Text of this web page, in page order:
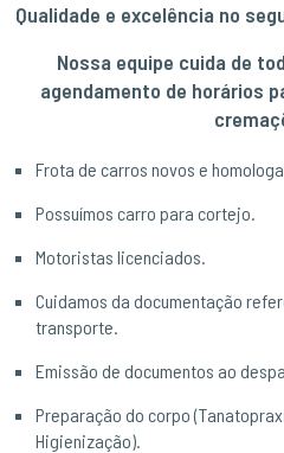
Qualidade e excelência no
Nossa equipe cuida de
agendamento de horários
Frota de carros novos e
Possuímos carro para cortejo.
Motoristas licenciados.
Cuidamos da documentação
transporte.
Emissão de documentos ao
Preparação do corpo
Higienização).